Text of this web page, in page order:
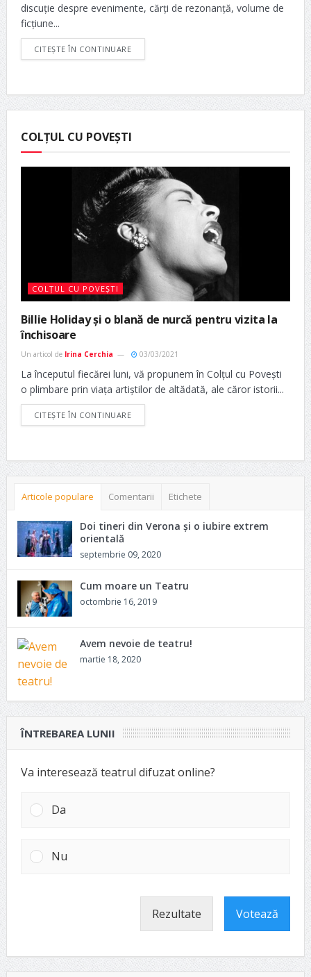
discuție despre evenimente, cărți de rezonanță, volume de
ficțiune...
CITEȘTE ÎN CONTINUARE
COLȚUL CU POVEȘTI
COLȚUL CU POVEȘTI
Billie Holiday și o blană de nurcă pentru vizita la
închisoare
Un articol de Irina Cerchia 03/03/2021
La începutul fiecărei luni, vă propunem în Colțul cu Povești
o plimbare prin viața artiștilor de altădată, ale căror istorii...
CITEȘTE ÎN CONTINUARE
Articole populare Comentarii Etichete
Doi tineri din Verona și o iubire extrem
orientală
septembrie 09, 2020
Cum moare un Teatru
octombrie 16, 2019
Avem nevoie de teatru!
martie 18, 2020
ÎNTREBAREA LUNII
Va interesează teatrul difuzat online?
Da
Nu
Rezultate Votează